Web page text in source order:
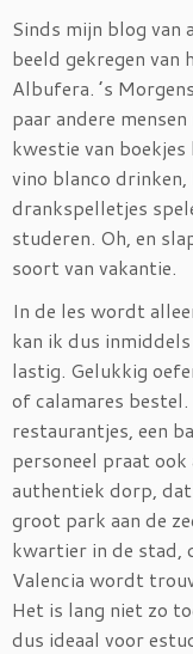
Sinds mijn blog van
beeld gekregen van
Albufera. ’s
paar andere
kwestie van
vino blanco
drankspelletjes
studeren. Oh, en
soort van vakantie.
In de les wordt
kan ik dus
lastig. Gelukkig
of calamares
restaurantjes, een
personeel praat ook
authentiek dorp,
groot park aan de
kwartier in de stad,
Valencia wordt
Het is lang niet zo
dus ideaal voor